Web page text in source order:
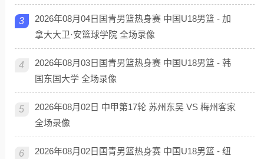
3
2026年08月04日国青男篮热身赛 中国U18男篮 - 加
拿大大卫·安篮球学院 全场录像
4
2026年08月03日国青男篮热身赛 中国U18男篮 - 韩
国东国大学 全场录像
5
2026年08月02日 中甲第17轮 苏州东吴 VS 梅州客家
全场录像
6
2026年08月02日国青男篮热身赛 中国U18男篮 - 纽